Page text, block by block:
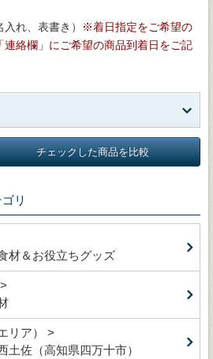
れ、表書き）
※着日指定をご希望の
絡欄」にご希望の商品到着日をご記
チェックした商品を比較
リ
材＆お役立ちグッズ
リア） >
土佐（高知県四万十市）